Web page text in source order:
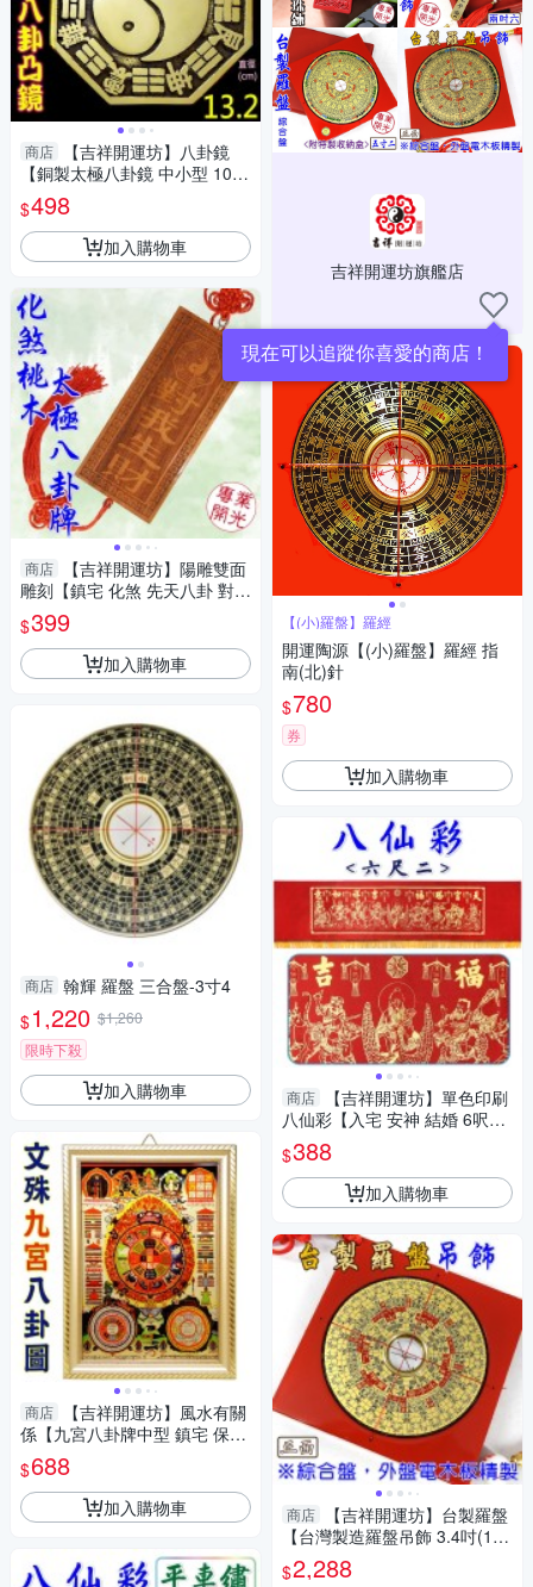
商店
【吉祥開運坊】八卦鏡
【銅製太極八卦鏡 中小型 10.8
cm 厚銅版 化壁刀 路沖 巷沖 】
開光 擇日
$498
加入購物車
商店
【吉祥開運坊】陽雕雙面
雕刻【鎮宅 化煞 先天八卦 對我
生財 天官賜福 桃木精雕】專業
開光 擇日
$399
加入購物車
商店 翰輝 羅盤 三合盤-3寸4
$1,220 $1,260
限時下殺
加入購物車
商店
【吉祥開運坊】風水有關
係【九宮八卦牌中型 鎮宅 保平
安 轉禍為福 台灣製 】開光 擇
日
$688
加入購物車
吉祥開運坊旗艦店
現在可以追蹤你喜愛的商店！
【(小)羅盤】羅經
開運陶源【(小)羅盤】羅經 指
南(北)針
$780
券
加入購物車
商店
【吉祥開運坊】單色印刷
八仙彩【入宅 安神 結婚 6呎2
八仙彩 單色印刷八仙彩 】淨化
$388
加入購物車
商店
【吉祥開運坊】台製羅盤
【台灣製造羅盤吊飾 3.4吋(10.
4cm)可吊家中 車上 三合】開光
$2,288